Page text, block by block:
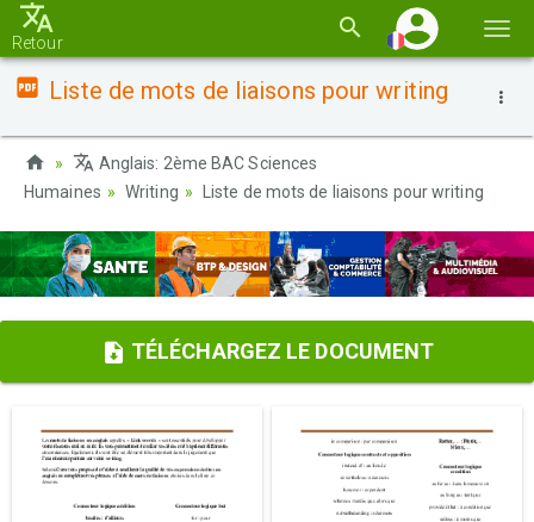
la
Retour
Liste de mots de liaisons pour writing
Anglais: 2ème BAC Sciences
Humaines
Writing Liste de mots de liaisons pour writing
TÉLÉCHARGEZ LE DOCUMENT